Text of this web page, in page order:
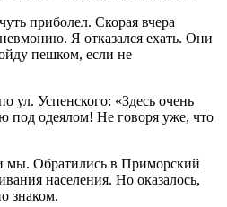
приболел. Скорая вчера
Я отказался ехать. Они
пешком, если не
ул. Успенского: «Здесь очень
под одеялом! Не говоря уже, что
мы. Обратились в Приморский
населения. Но оказалось,
знаком.